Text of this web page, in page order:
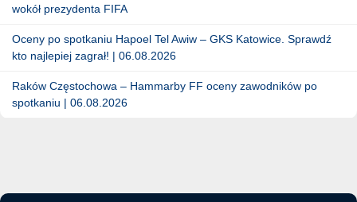
wokół prezydenta FIFA
Oceny po spotkaniu Hapoel Tel Awiw – GKS Katowice. Sprawdź
kto najlepiej zagrał! | 06.08.2026
Raków Częstochowa – Hammarby FF oceny zawodników po
spotkaniu | 06.08.2026